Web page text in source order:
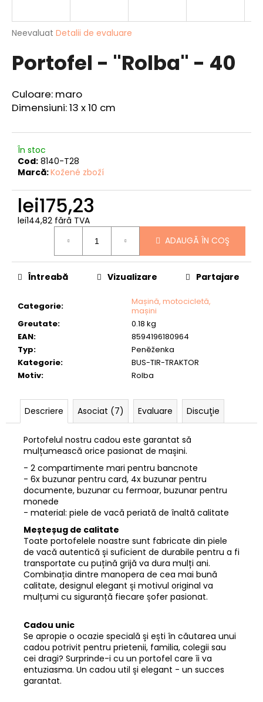
Evaluarea
a
produsului
0,0
din
5
Neevaluat Detalii de evaluare
Portofel - "Rolba" - 40
Culoare: maro
Dimensiuni: 13 x 10 cm
În stoc
Cod: 8140-T28
Marcă:Kožené zboží
lei175,23
lei144,82 fără TVA
ADAUGĂ ÎN COŞ
Categorie:
Mașină, motocicletă,
mașini
Greutate:
0.18 kg
EAN:
8594196180964
Typ:
Peněženka
Kategorie:
BUS-TIR-TRAKTOR
Motiv: Rolba
Întreabă Vizualizare Partajare
Descriere Asociat (7) Evaluare Discuţie
Portofelul nostru cadou este garantat să
mulțumească orice pasionat de mașini.
- 2 compartimente mari pentru bancnote
- 6x buzunar pentru card, 4x buzunar pentru
documente, buzunar cu fermoar, buzunar pentru
monede
- material: piele de vacă periată de înaltă calitate
Meșteșug de calitate
Toate portofelele noastre sunt fabricate din piele
de vacă autentică și suficient de durabile pentru a fi
transportate cu puțină grijă va dura mulți ani.
Combinația dintre manopera de cea mai bună
calitate, designul elegant și motivul original va
mulțumi cu siguranță fiecare șofer pasionat.
Cadou unic
Se apropie o ocazie specială și ești în căutarea unui
cadou potrivit pentru prietenii, familia, colegii sau
cei dragi? Surprinde-i cu un portofel care îi va
entuziasma. Un cadou util și elegant - un succes
garantat.
ă
e
c
o
n
d
ă
m
PORTOFEL
DE
DE
CERB”
lei175,08